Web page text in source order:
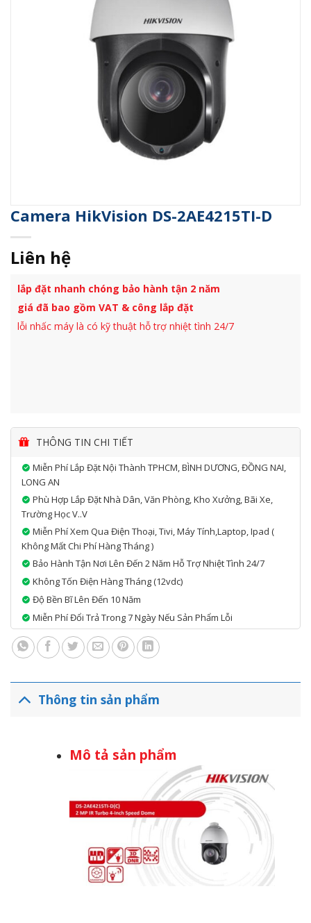
Camera HikVision DS-2AE4215TI-D
Liên hệ
lắp đặt nhanh chóng bảo hành tận 2 năm
giá đã bao gồm VAT & công lắp đặt
lỗi nhấc máy là có kỹ thuật hỗ trợ nhiệt tình 24/7
THÔNG TIN CHI TIẾT
Miễn Phí Lắp Đặt Nội Thành TPHCM, BÌNH DƯƠNG, ĐỒNG NAI,
LONG AN
Phù Hợp Lắp Đặt Nhà Dân, Văn Phòng, Kho Xưởng, Bãi Xe,
Trường Học V..v
Miễn Phí Xem Qua Điện Thoại, Tivi, Máy Tính,laptop, Ipad (
Không Mất Chi Phí Hàng Tháng )
Bảo Hành Tận Nơi Lên Đến 2 Năm Hỗ Trợ Nhiệt Tình 24/7
Không Tốn Điện Hàng Tháng (12vdc)
Độ Bền Bĩ Lên Đến 10 Năm
Miễn Phí Đổi Trả Trong 7 Ngày Nếu Sản Phẩm Lỗi
Thông tin sản phẩm
Mô tả sản phẩm